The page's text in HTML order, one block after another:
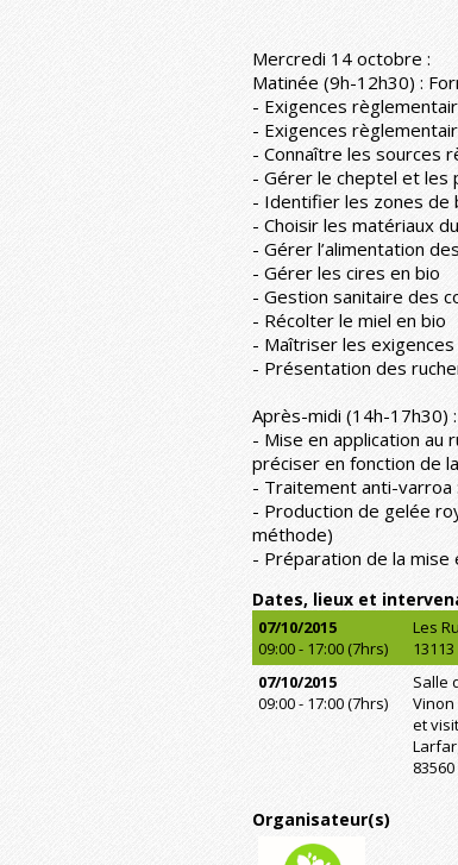
Mercredi 14 octobre :
Matinée (9h-12h30) :
- Exigences
- Exigences
- Connaître les sources
- Gérer le cheptel et les
- Identifier les zones de
- Choisir les matériaux
- Gérer l’alimentation
- Gérer les cires en bio
- Gestion sanitaire des
- Récolter le miel en bio
- Maîtriser les
- Présentation des
Après-midi (14h-17h30)
- Mise en application au
préciser en fonction de
- Traitement anti-varroa
- Production de gelée
méthode)
- Préparation de la mise
Dates, lieux et
07/10/2015
09:00 - 17:00 (7hrs)
Les
07/10/2015
09:00 - 17:00 (7hrs)
Salle
et
83560
Organisateur(s)